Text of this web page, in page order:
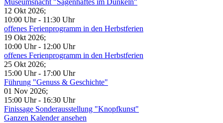
Museumsnacht "Sagenhaftes im Dunkeln"
12 Okt 2026;
10:00 Uhr- 11:30 Uhr
offenes Ferienprogramm in den Herbstferien
19 Okt 2026;
10:00 Uhr- 12:00 Uhr
offenes Ferienprogramm in den Herbstferien
25 Okt 2026;
15:00 Uhr- 17:00 Uhr
Führung "Genuss & Geschichte"
01 Nov 2026;
15:00 Uhr- 16:30 Uhr
Finissage Sonderausstellung "Knopfkunst"
Ganzen Kalender ansehen